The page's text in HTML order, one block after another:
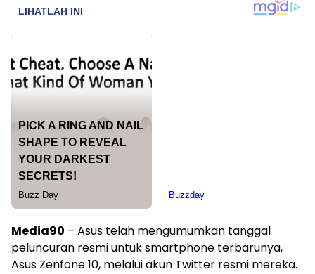
Media90 – Asus telah mengumumkan tanggal
peluncuran resmi untuk smartphone terbarunya,
Asus Zenfone 10, melalui akun Twitter resmi mereka.